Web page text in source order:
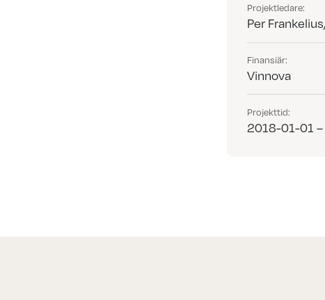
Projektledare:
Per
Finansiär:
Vinnova
Projekttid:
2018-01-01